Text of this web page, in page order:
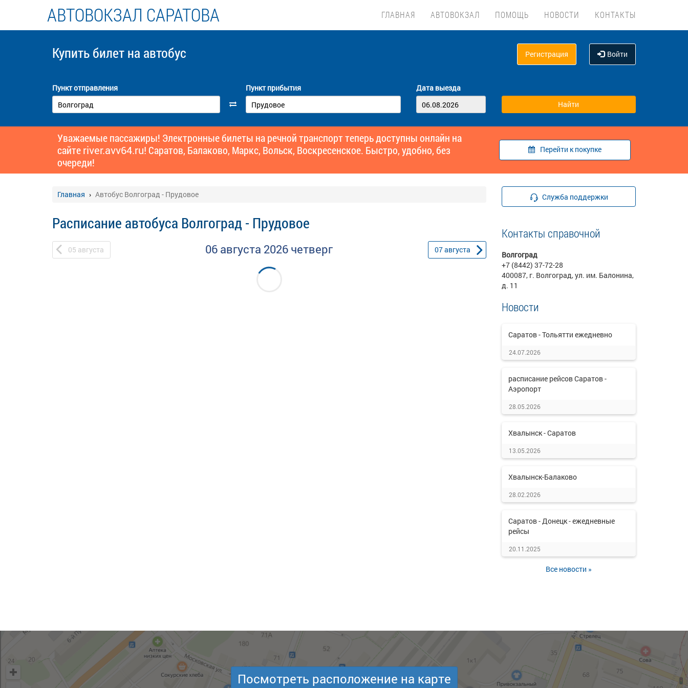
АВТОВОКЗАЛ САРАТОВА ГЛАВНАЯ АВТОВОКЗАЛ ПОМОЩЬ НОВОСТИ КОНТАКТЫ
Купить билет на автобус Регистрация Войти
Пункт отправления Пункт прибытия Дата выезда
Уважаемые пассажиры! Электронные билеты на речной транспорт теперь доступны онлайн на
сайтеriver.avv64.ru! Саратов, Балаково, Маркс, Вольск, Воскресенское. Быстро, удобно, без
очереди!
Перейти к покупке
Главная Автобус Волгоград - Прудовое
Расписание автобуса Волгоград - Прудовое
05 августа 06 августа 2026 четверг 07августа
Служба поддержки
Контакты справочной
Волгоград
+7 (8442) 37-72-28
400087, г. Волгоград, ул. им. Балонина,
д. 11
Новости
Саратов - Тольятти ежедневно
24.07.2026
расписание рейсов Саратов -
Аэропорт
28.05.2026
Хвалынск - Саратов
13.05.2026
Хвалынск-Балаково
28.02.2026
Саратов - Донецк - ежедневные
рейсы
20.11.2025
Все новости »
Посмотреть расположение на карте